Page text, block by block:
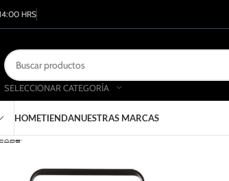
HRS
SELECCIONAR CATEGORÍA
HOMETIENDANUESTRAS MARCAS